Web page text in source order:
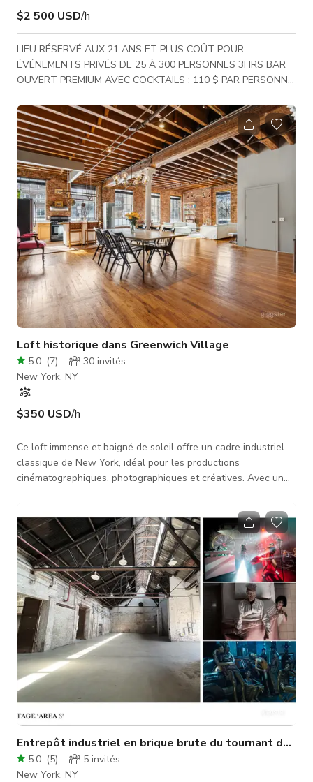
$2 500 USD/h
LIEU RÉSERVÉ AUX 21 ANS ET PLUS COÛT POUR
ÉVÉNEMENTS PRIVÉS DE 25 À 300 PERSONNES 3HRS BAR
OUVERT PREMIUM AVEC COCKTAILS : 110 $ PAR PERSONNE
+ TAXES, GRATUITÉ, FRAIS ADMINISTRATIFS DE 8 % Le
salon de cocktail sur le toit à deux étages le plus haut de
New York offrant des vues spectaculaires ! Situé aux 40e et
41e étages avec terrasses extérieures. **Les événements
privés en soirée nécessitent un bar ouvert et un forfait re
Loft historique dans Greenwich Village
5.0 (7) 30 invités
New York, NY
$350 USD/h
Ce loft immense et baigné de soleil offre un cadre industriel
classique de New York, idéal pour les productions
cinématographiques, photographiques et créatives. Avec un
totalement silencieux, une exposition sud et sept grandes
fenêtres surdimensionnées, l'espace bénéficie d'une lumière
naturelle constante tout au long de la journée, parfait pour
les prises de vue en lumière naturelle. Il est également d'un
silence absolu. U
Entrepôt industriel en brique brute du tournant du
5.0 (5) 5 invités
New York, NY